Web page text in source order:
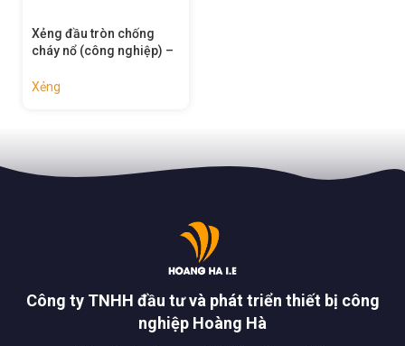
Xẻng đầu tròn chống
cháy nổ (công nghiệp) –
Xẻng
Công ty TNHH đầu tư và phát triển thiết bị công
nghiệp Hoàng Hà